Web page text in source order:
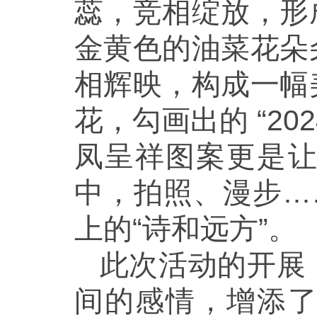
蕊，竞相绽放，
金黄色的油菜花
相辉映，构成一
花，勾画出的
凤呈祥图案更是
中，拍照、漫步
上的“诗和远方”。
此次活动的开
间的感情，增添